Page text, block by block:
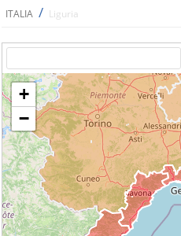
ITALIA / Liguria